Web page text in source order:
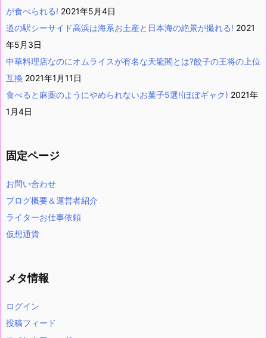
が食べられる! 2021年5月4日
道の駅シーサイド高浜は海系お土産と日本海の絶景が撮れる! 2021
年5月3日
中華料理店なのにオムライスが有名な天龍閣とは?餃子の王将の上位
互換 2021年1月11日
食べると麻薬のようにやめられないお菓子5選!(ほぼギャク) 2021年
1月4日
固定ページ
お問い合わせ
ブログ概要＆運営者紹介
ライターお仕事依頼
仮想通貨
メタ情報
ログイン
投稿フィード